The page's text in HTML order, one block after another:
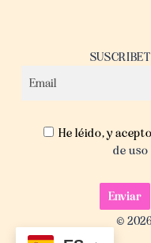
He léido, y
de uso
©